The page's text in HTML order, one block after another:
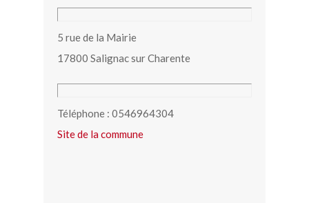
5 rue de la Mairie
17800 Salignac sur Charente
Téléphone : 0546964304
Site de la commune